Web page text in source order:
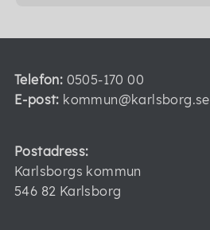
Telefon: 0505-170 00
E-post: kommun@karlsborg.se
Postadress:
Karlsborgs kommun
546 82 Karlsborg